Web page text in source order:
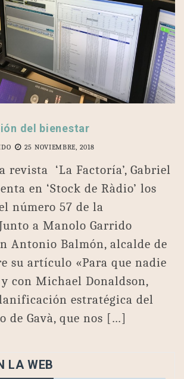
del bienestar
25 NOVIEMBRE, 2018
revista ‘La Factoría’, Gabriel
en ‘Stock de Ràdio’ los
número 57 de la
a Manolo Garrido
Antonio Balmón, alcalde de
su artículo «Para que nadie
con Michael Donaldson,
estratégica del
de Gavà, que nos […]
LA WEB